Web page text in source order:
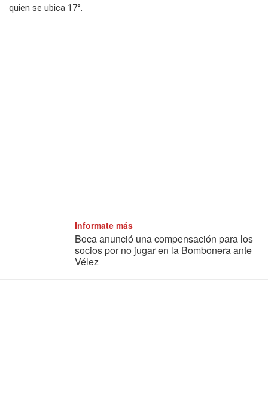
quien se ubica 17°.
Informate más
Boca anunció una compensación para los
socios por no jugar en la Bombonera ante
Vélez